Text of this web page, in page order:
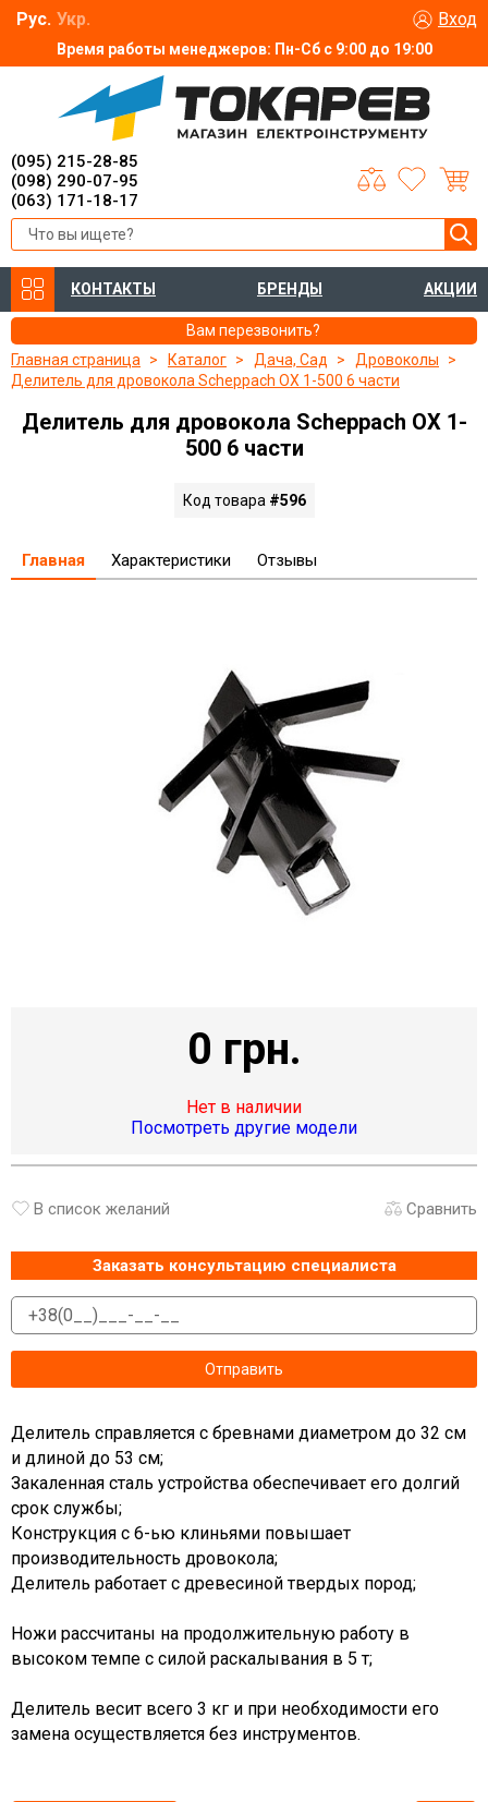
Время работы менеджеров: Пн-Сб с 9:00 до 19:00
Рус. Укр. Вход
(095) 215-28-85
(098) 290-07-95
(063) 171-18-17
КОНТАКТЫ БРЕНДЫ АКЦИИ
Вам перезвонить?
Главная страница
Каталог Дача, Сад
Дровоколы
Делитель для дровокола Scheppach OX 1-500 6 части
Делитель для дровокола Scheppach OX 1-
500 6 части
Код товара #596
Главная Характеристики Отзывы
0 грн.
Нет в наличии
Посмотреть другие модели
В список желаний Сравнить
Заказать консультацию специалиста
Делитель справляется с бревнами диаметром до 32 см
и длиной до 53 см;
Закаленная сталь устройства обеспечивает его долгий
срок службы;
Конструкция с 6-ью клиньями повышает
производительность дровокола;
Делитель работает с древесиной твердых пород;
Ножи рассчитаны на продолжительную работу в
высоком темпе с силой раскалывания в 5 т;
Делитель весит всего 3 кг и при необходимости его
замена осуществляется без инструментов.